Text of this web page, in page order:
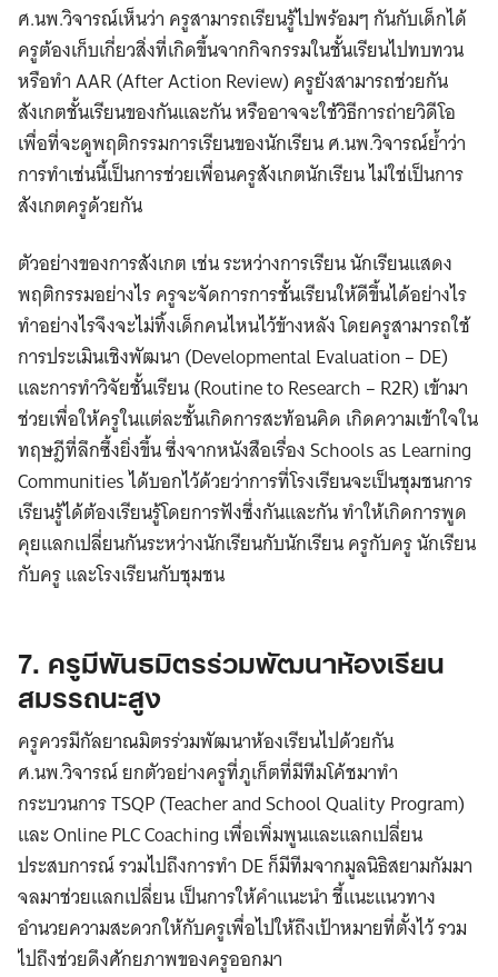
ศ.นพ.วิจารณ์เห็นว่า ครูสามารถเรียนรู้ไปพร้อมๆ กันกับเด็กได้
ครูต้องเก็บเกี่ยวสิ่งที่เกิดขึ้นจากกิจกรรมในชั้นเรียนไปทบทวน
หรือทำ AAR (After Action Review) ครูยังสามารถช่วยกัน
สังเกตชั้นเรียนของกันและกัน หรืออาจจะใช้วิธีการถ่ายวิดีโอ
เพื่อที่จะดูพฤติกรรมการเรียนของนักเรียน ศ.นพ.วิจารณ์ย้ำว่า
การทำเช่นนี้เป็นการช่วยเพื่อนครูสังเกตนักเรียน ไม่ใช่เป็นการ
สังเกตครูด้วยกัน
ตัวอย่างของการสังเกต เช่น ระหว่างการเรียน นักเรียนแสดง
พฤติกรรมอย่างไร ครูจะจัดการการชั้นเรียนให้ดีขึ้นได้อย่างไร
ทำอย่างไรจึงจะไม่ทิ้งเด็กคนไหนไว้ข้างหลัง โดยครูสามารถใช้
การประเมินเชิงพัฒนา (Developmental Evaluation – DE)
และการทำวิจัยชั้นเรียน (Routine to Research – R2R) เข้ามา
ช่วยเพื่อให้ครูในแต่ละชั้นเกิดการสะท้อนคิด เกิดความเข้าใจใน
ทฤษฎีที่ลึกซึ้งยิ่งขึ้น ซึ่งจากหนังสือเรื่อง Schools as Learning
Communities ได้บอกไว้ด้วยว่าการที่โรงเรียนจะเป็นชุมชนการ
เรียนรู้ได้ต้องเรียนรู้โดยการฟังซึ่งกันและกัน ทำให้เกิดการพูด
คุยแลกเปลี่ยนกันระหว่างนักเรียนกับนักเรียน ครูกับครู นักเรียน
กับครู และโรงเรียนกับชุมชน
7. ครูมีพันธมิตรร่วมพัฒนาห้องเรียน
สมรรถนะสูง
ครูควรมีกัลยาณมิตรร่วมพัฒนาห้องเรียนไปด้วยกัน
ศ.นพ.วิจารณ์ ยกตัวอย่างครูที่ภูเก็ตที่มีทีมโค้ชมาทำ
กระบวนการ TSQP (Teacher and School Quality Program)
และ Online PLC Coaching เพื่อเพิ่มพูนและแลกเปลี่ยน
ประสบการณ์ รวมไปถึงการทำ DE ก็มีทีมจากมูลนิธิสยามกัมมา
จลมาช่วยแลกเปลี่ยน เป็นการให้คำแนะนำ ชี้แนะแนวทาง
อำนวยความสะดวกให้กับครูเพื่อไปให้ถึงเป้าหมายที่ตั้งไว้ รวม
ไปถึงช่วยดึงศักยภาพของครูออกมา